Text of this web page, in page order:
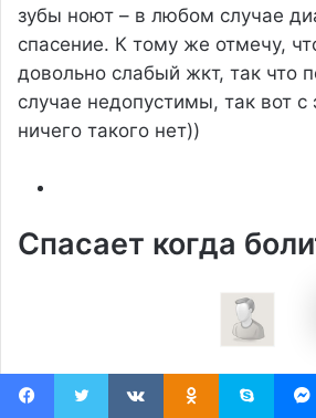
зубы ноют – в любом случае
спасение. К тому же отмечу,
довольно слабый жкт, так что
случае недопустимы, так вот с
ничего такого нет))
Спасает когда
Максим 10 декабря, 2020 год